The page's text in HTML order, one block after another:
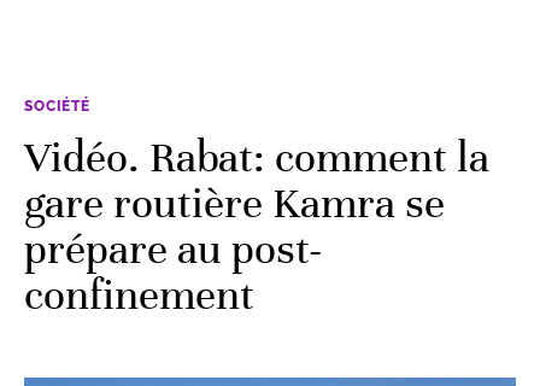
SOCIÉTÉ
Vidéo. Rabat: comment la
gare routière Kamra se
prépare au post-
confinement